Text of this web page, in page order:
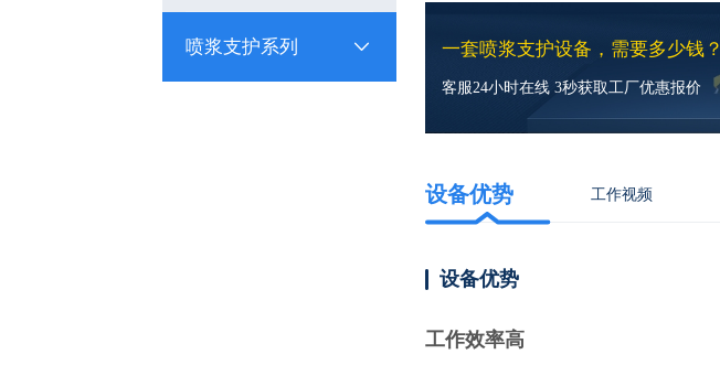
喷浆支护系列 一套喷浆支护设备，需要多少钱？
客服24小时在线 3秒获取工厂优惠报价
设备优势 工作视频
设备优势
工作效率高